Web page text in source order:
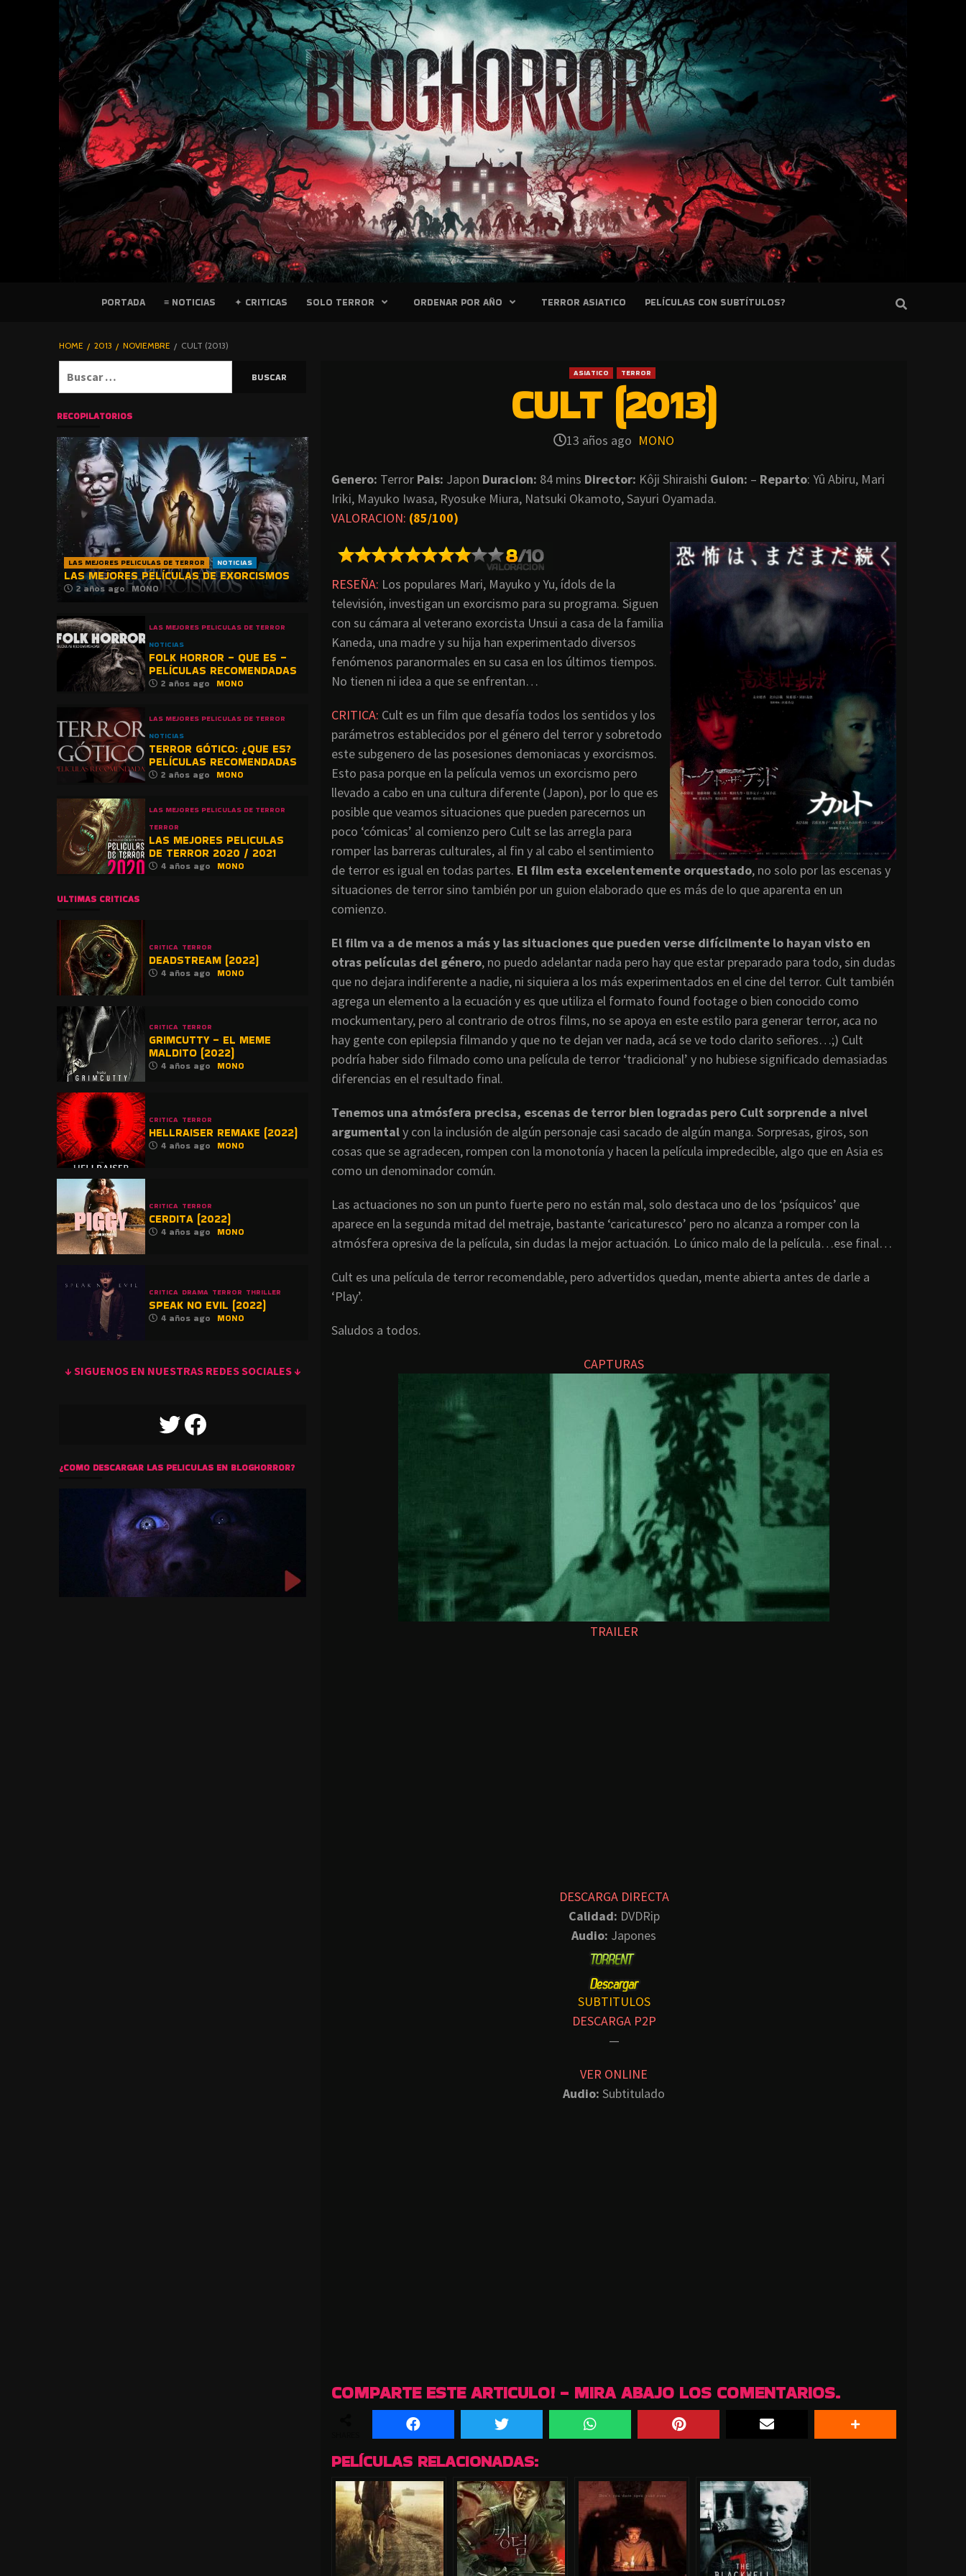
PELICULAS
BLOGHORROR
⋆
PORTADA ≡ NOTICIAS ✦ CRITICAS SOLO TERROR ORDENAR POR AÑO TERROR ASIATICO PELÍCULAS CON SUBTÍTULOS?
HOME 2013 NOVIEMBRE CULT (2013)
ASIATICO TERROR
CULT (2013)
13 años ago MONO
Genero: Terror Pais: Japon Duracion: 84 mins Director: Kôji Shiraishi Guion: – Reparto: Yû Abiru, Mari
Iriki, Mayuko Iwasa, Ryosuke Miura, Natsuki Okamoto, Sayuri Oyamada.
VALORACION: (85/100)
RESEÑA: Los populares Mari, Mayuko y Yu, ídols de la
televisión, investigan un exorcismo para su programa. Siguen
con su cámara al veterano exorcista Unsui a casa de la familia
Kaneda, una madre y su hija han experimentado diversos
fenómenos paranormales en su casa en los últimos tiempos.
No tienen ni idea a que se enfrentan…
CRITICA: Cult es un film que desafía todos los sentidos y los
parámetros establecidos por el género del terror y sobretodo
este subgenero de las posesiones demoniacas y exorcismos.
Esto pasa porque en la película vemos un exorcismo pero
llevado a cabo en una cultura diferente (Japon), por lo que es
posible que veamos situaciones que pueden parecernos un
poco ‘cómicas’ al comienzo pero Cult se las arregla para
romper las barreras culturales, al fin y al cabo el sentimiento
de terror es igual en todas partes. El film esta excelentemente orquestado, no solo por las escenas y
situaciones de terror sino también por un guion elaborado que es más de lo que aparenta en un
comienzo.
El film va a de menos a más y las situaciones que pueden verse difícilmente lo hayan visto en
otras películas del género, no puedo adelantar nada pero hay que estar preparado para todo, sin dudas
que no dejara indiferente a nadie, ni siquiera a los más experimentados en el cine del terror. Cult también
agrega un elemento a la ecuación y es que utiliza el formato found footage o bien conocido como
mockumentary, pero al contrario de otros films, no se apoya en este estilo para generar terror, aca no
hay gente con epilepsia filmando y que no te dejan ver nada, acá se ve todo clarito señores…;) Cult
podría haber sido filmado como una película de terror ‘tradicional’ y no hubiese significado demasiadas
diferencias en el resultado final.
Tenemos una atmósfera precisa, escenas de terror bien logradas pero Cult sorprende a nivel
argumentaly con la inclusión de algún personaje casi sacado de algún manga. Sorpresas, giros, son
cosas que se agradecen, rompen con la monotonía y hacen la película impredecible, algo que en Asia es
como un denominador común.
Las actuaciones no son un punto fuerte pero no están mal, solo destaca uno de los ‘psíquicos’ que
aparece en la segunda mitad del metraje, bastante ‘caricaturesco’ pero no alcanza a romper con la
atmósfera opresiva de la película, sin dudas la mejor actuación. Lo único malo de la película…ese final…
Cult es una película de terror recomendable, pero advertidos quedan, mente abierta antes de darle a
‘Play’.
Saludos a todos.
CAPTURAS
TRAILER
DESCARGA DIRECTA
Calidad: DVDRip
Audio: Japones
SUBTITULOS
DESCARGA P2P
—
VER ONLINE
Audio: Subtitulado
COMPARTE ESTE ARTICULO! - MIRA ABAJO LOS COMENTARIOS.
PELÍCULAS RELACIONADAS:
RECOPILATORIOS
LAS MEJORES PELICULAS DE TERROR NOTICIAS
LAS MEJORES PELÍCULAS DE EXORCISMOS
2 años ago MONO
LAS MEJORES PELICULAS DE TERROR
NOTICIAS
FOLK HORROR – QUE ES –
PELÍCULAS RECOMENDADAS
2 años ago MONO
LAS MEJORES PELICULAS DE TERROR
NOTICIAS
TERROR GÓTICO: ¿QUE ES?
PELÍCULAS RECOMENDADAS
2 años ago MONO
LAS MEJORES PELICULAS DE TERROR
TERROR
LAS MEJORES PELICULAS
DE TERROR 2020 / 2021
4 años ago MONO
ULTIMAS CRITICAS
CRITICA TERROR
DEADSTREAM (2022)
4 años ago MONO
CRITICA TERROR
GRIMCUTTY – EL MEME
MALDITO (2022)
4 años ago MONO
CRITICA TERROR
HELLRAISER REMAKE (2022)
4 años ago MONO
CRITICA TERROR
CERDITA (2022)
4 años ago MONO
CRITICA DRAMA TERROR THRILLER
SPEAK NO EVIL (2022)
4 años ago MONO
↓ SIGUENOS EN NUESTRAS REDES SOCIALES ↓
TWITTERFACEBOOK
¿COMO DESCARGAR LAS PELICULAS EN BLOGHORROR?